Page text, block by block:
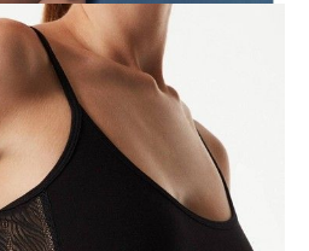
z koronki ze zwierzęcym printem i
Zebra zostały zaprojektowane tak,
siebie na co dzień.